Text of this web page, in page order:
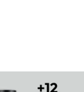
mehr Nähe
eine
selbst im